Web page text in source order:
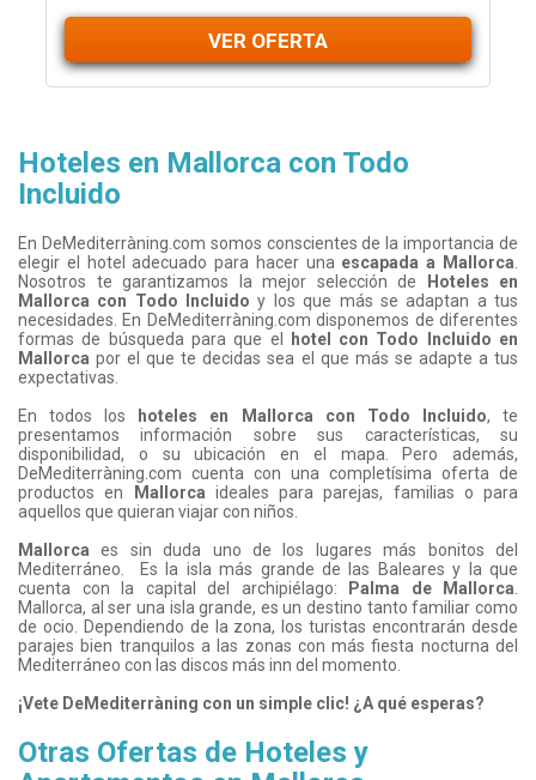
VER OFERTA
Hoteles en Mallorca con Todo
Incluido
En DeMediterràning.com somos conscientes de la importancia de
elegir el hotel adecuado para hacer una escapada a Mallorca
Nosotros te garantizamos la mejor selección de Hoteles en
Mallorca con Todo Incluido y los que más se adaptan a tus
necesidades. En DeMediterràning.com disponemos de diferentes
formas de búsqueda para que el
hotel con Todo Incluido en
Mallorca por el que te decidas sea el que más se adapte a tus
expectativas.
En todos los
hoteles en Mallorca con Todo Incluido, te
presentamos información sobre sus características, su
disponibilidad, o su ubicación en el mapa. Pero además,
DeMediterràning.com cuenta con una completísima oferta de
productos en
Mallorca ideales para parejas, familias o para
aquellos que quieran viajar con niños.
Mallorcaes sin duda uno de los lugares más bonitos del
Mediterráneo. Es la isla más grande de las Baleares y la que
cuenta con la capital del archipiélago:
Palma de Mallorca
Mallorca, al ser una isla grande, es un destino tanto familiar como
de ocio. Dependiendo de la zona, los turistas encontrarán desde
parajes bien tranquilos a las zonas con más fiesta nocturna del
Mediterráneo con las discos más inn del momento.
¡Vete DeMediterràning con un simple clic! ¿A qué esperas?
Otras Ofertas de Hoteles y